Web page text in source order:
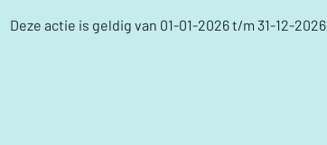
Deze actie is geldig van 01-01-2026 t/m 31-12-2026